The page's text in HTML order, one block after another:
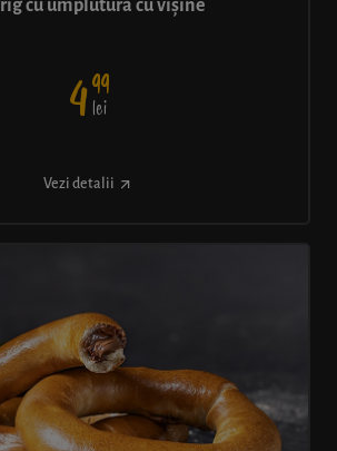
cu umplutură cu vișine
499
lei
Vezi detalii